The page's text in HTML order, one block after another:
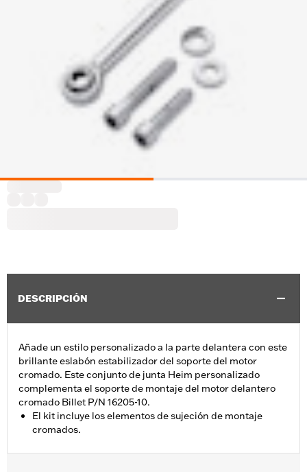
DESCRIPCIÓN
Añade un estilo personalizado a la parte delantera con este
brillante eslabón estabilizador del soporte del motor
cromado. Este conjunto de junta Heim personalizado
complementa el soporte de montaje del motor delantero
cromado Billet P/N 16205-10.
El kit incluye los elementos de sujeción de montaje
cromados.